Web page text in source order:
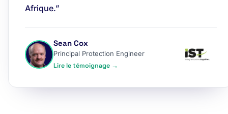
Afrique.”
Sean Cox
Principal Protection Engineer
Lire le témoignage →